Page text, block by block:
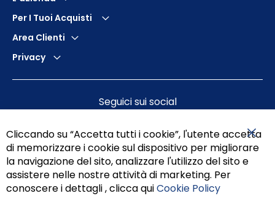
Per I Tuoi Acquisti
Area Clienti
Privacy
Seguici sui social
Cliccando su “Accetta tutti i cookie”, l'utente accetta
di memorizzare i cookie sul dispositivo per migliorare
la navigazione del sito, analizzare l'utilizzo del sito e
assistere nelle nostre attività di marketing. Per
conoscere i dettagli , clicca quiCookie Policy